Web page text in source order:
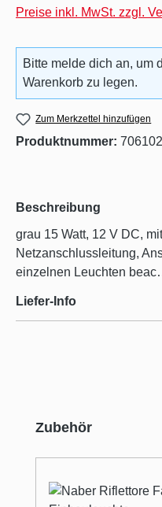
Preise inkl. MwSt. zzgl.
Bitte melde dich an, um
Warenkorb zu legen.
Zum Merkzettel hinzufügen
Produktnummer:
Beschreibung
grau 15 Watt, 12 V DC,
Netzanschlussleitung,
einzelnen Leuchten
Liefer-Info
Produktgalerie
Zubehör